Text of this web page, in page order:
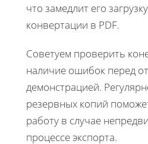
что замедлит его
конвертации в PDF.
Советуем проверить
наличие ошибок перед
демонстрацией.
резервных копий
работу в случае
процессе экспорта.